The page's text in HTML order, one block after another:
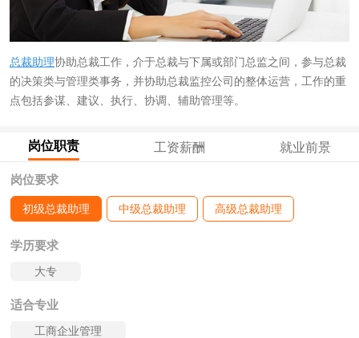
总裁助理协助总裁工作，介于总裁与下属或部门总监之间，参与总裁
的决策类与管理类事务，并协助总裁监控公司的整体运营，工作的重
点包括参谋、建议、执行、协调、辅助管理等。
岗位职责 工资薪酬 就业前景
岗位要求
初级总裁助理 中级总裁助理 高级总裁助理
学历要求
大专
适合专业
工商企业管理